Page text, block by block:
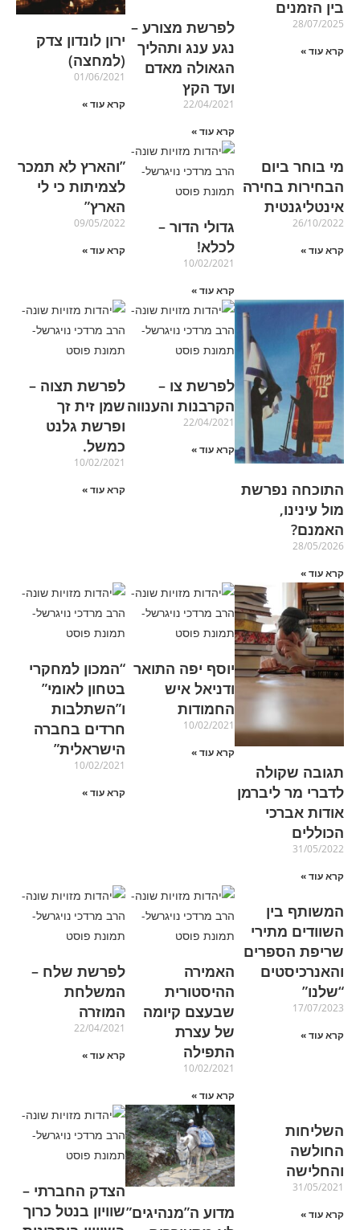
בין הזמנים
28/07/2025
קרא עוד »
לפרשת מצורע –
נגע ענג ותהליך
הגאולה מאדם
ועד הקץ
22/04/2021
קרא עוד »
ירון לונדון צדק
(למחצה)
01/06/2021
קרא עוד »
מי בוחר ביום
הבחירות בחירה
אינטליגנטית
26/10/2022
קרא עוד »
גדולי הדור –
לכלא!
10/02/2021
קרא עוד »
‏‏”והארץ לא תמכר
לצמיתות כי לי
הארץ”
09/05/2022
קרא עוד »
התוכחה נפרשת
מול עינינו,
האמנם?
28/05/2026
קרא עוד »
לפרשת צו –
הקרבנות והענווה
22/04/2021
קרא עוד »
לפרשת תצוה –
שמן זית זך
ופרשת גלנט
כמשל.
10/02/2021
קרא עוד »
תגובה שקולה
לדברי מר ליברמן
אודות אברכי
הכוללים
31/05/2022
קרא עוד »
יוסף יפה התואר
ודניאל איש
החמודות
10/02/2021
קרא עוד »
“המכון למחקרי
בטחון לאומי”
ו”השתלבות
חרדים בחברה
הישראלית”
10/02/2021
קרא עוד »
המשותף בין
השוודים מתירי
שריפת הספרים
והאנרכיסטים
“שלנו”
17/07/2023
קרא עוד »
האמירה
ההיסטורית
שבעצם קיומה
של עצרת
התפילה
10/02/2021
קרא עוד »
לפרשת שלח –
המשלחת
המוזרה
22/04/2021
קרא עוד »
השליחות
החולשה
והחלישה
31/05/2021
קרא עוד »
מדוע ה”מנהיגים”
הצדק החברתי –
שוויון בנטל כרוך